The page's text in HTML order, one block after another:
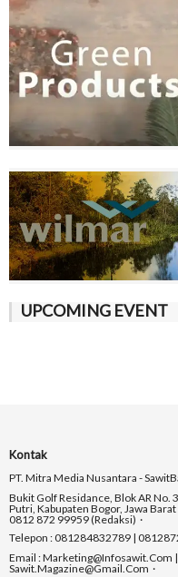
UPCOMING EVENT
Kontak
PT. Mitra Media Nusantara -
Bukit Golf Residance, Blok AR No.
Putri, Kabupaten Bogor, Jawa
0812 872 99959 (Redaksi)
Telepon : 081284832789 |
Email : Marketing@infosawit.com
Sawit.magazine@gmail.com